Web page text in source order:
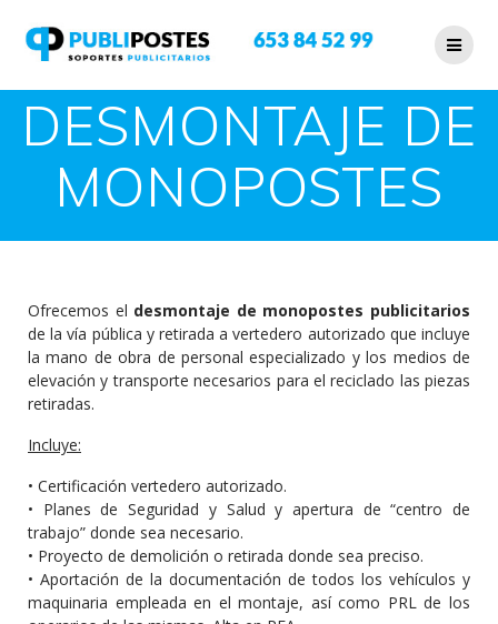
DESMONTAJE DE
MONOPOSTES
Ofrecemos el desmontaje de monopostes publicitarios
de la vía pública y retirada a vertedero autorizado que incluye
la mano de obra de personal especializado y los medios de
elevación y transporte necesarios para el reciclado las piezas
retiradas.
Incluye:
• Certificación vertedero autorizado.
• Planes de Seguridad y Salud y apertura de “centro de
trabajo” donde sea necesario.
• Proyecto de demolición o retirada donde sea preciso.
• Aportación de la documentación de todos los vehículos y
maquinaria empleada en el montaje, así como PRL de los